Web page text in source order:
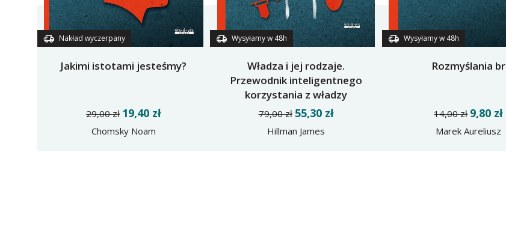
Nakład wyczerpany
Jakimi istotami jesteśmy?
29,00 zł 19,40 zł
Chomsky Noam
Wysyłamy w 48h
Władza i jej rodzaje.
Przewodnik inteligentnego
korzystania z władzy
79,00 zł 55,30 zł
Hillman James
Wysyłamy w 48h
Rozmyślania br
14,00 zł 9,80 zł
Marek Aureliusz